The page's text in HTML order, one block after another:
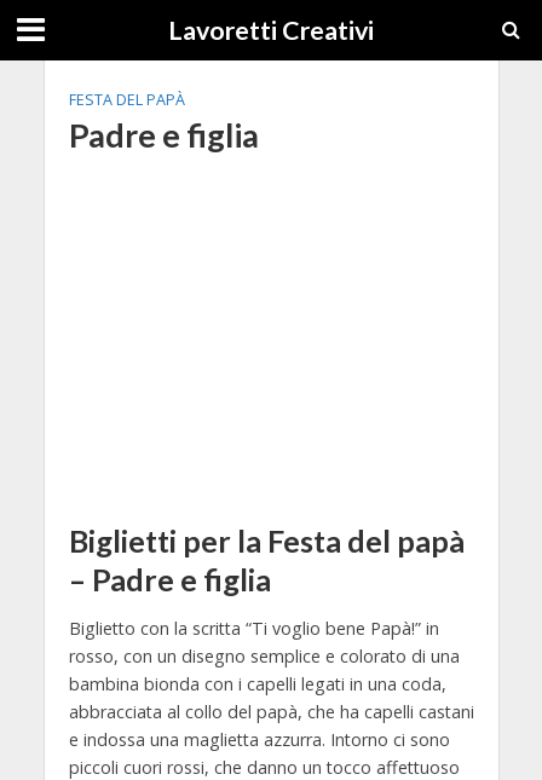
Lavoretti Creativi
FESTA DEL PAPÀ
Padre e figlia
Biglietti per la Festa del papà
– Padre e figlia
Biglietto con la scritta “Ti voglio bene Papà!” in
rosso, con un disegno semplice e colorato di una
bambina bionda con i capelli legati in una coda,
abbracciata al collo del papà, che ha capelli castani
e indossa una maglietta azzurra. Intorno ci sono
piccoli cuori rossi, che danno un tocco affettuoso